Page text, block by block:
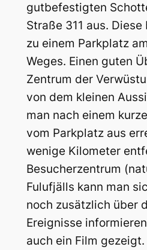
gutbefestigten
Straße 311 aus.
zu einem Parkplatz
Weges. Einen guten
Zentrum der
von dem kleinen
man nach einem
vom Parkplatz aus
wenige Kilometer
Besucherzentrum
Fulufjälls kann man
noch zusätzlich über
Ereignisse
auch ein Film gezeigt.